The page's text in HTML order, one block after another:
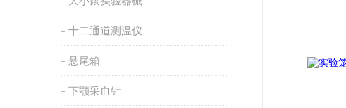
十二通道测温仪
悬尾箱
下颚采血针